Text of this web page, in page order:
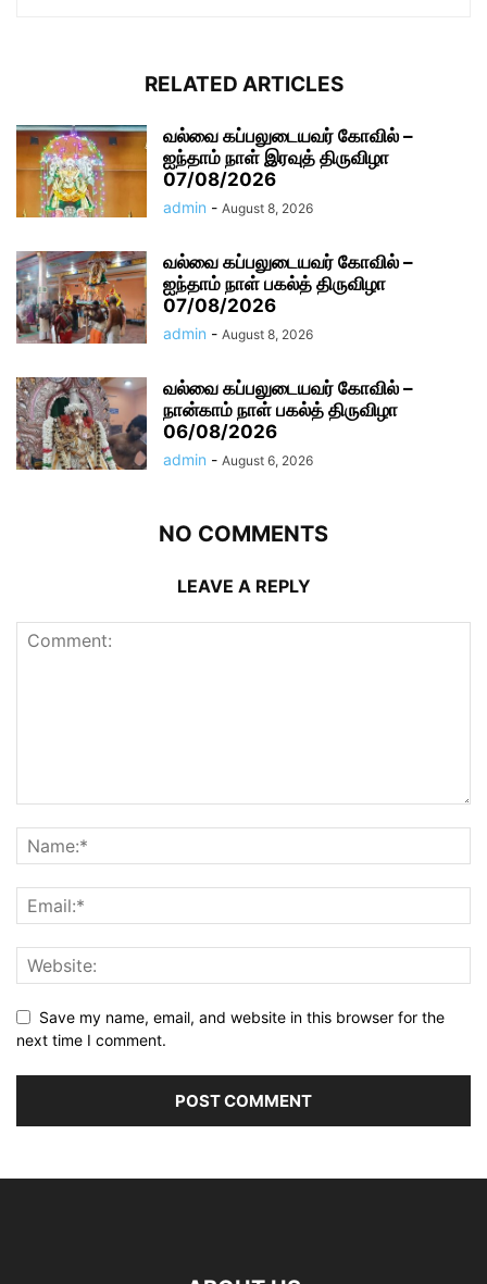
RELATED ARTICLES
வல்வை கப்பலுடையவர் கோவில் –
ஐந்தாம் நாள் இரவுத் திருவிழா
07/08/2026
admin - August 8, 2026
வல்வை கப்பலுடையவர் கோவில் –
ஐந்தாம் நாள் பகல்த் திருவிழா
07/08/2026
admin - August 8, 2026
வல்வை கப்பலுடையவர் கோவில் –
நான்காம் நாள் பகல்த் திருவிழா
06/08/2026
admin - August 6, 2026
NO COMMENTS
LEAVE A REPLY
Save my name, email, and website in this browser for the
next time I comment.